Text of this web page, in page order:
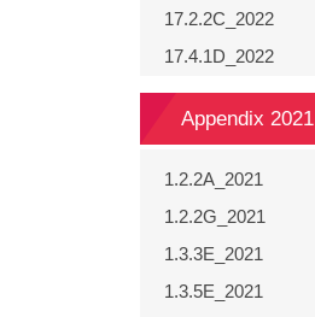
17.2.2C_2022
17.4.1D_2022
Appendix 2021
1.2.2A_2021
1.2.2G_2021
1.3.3E_2021
1.3.5E_2021